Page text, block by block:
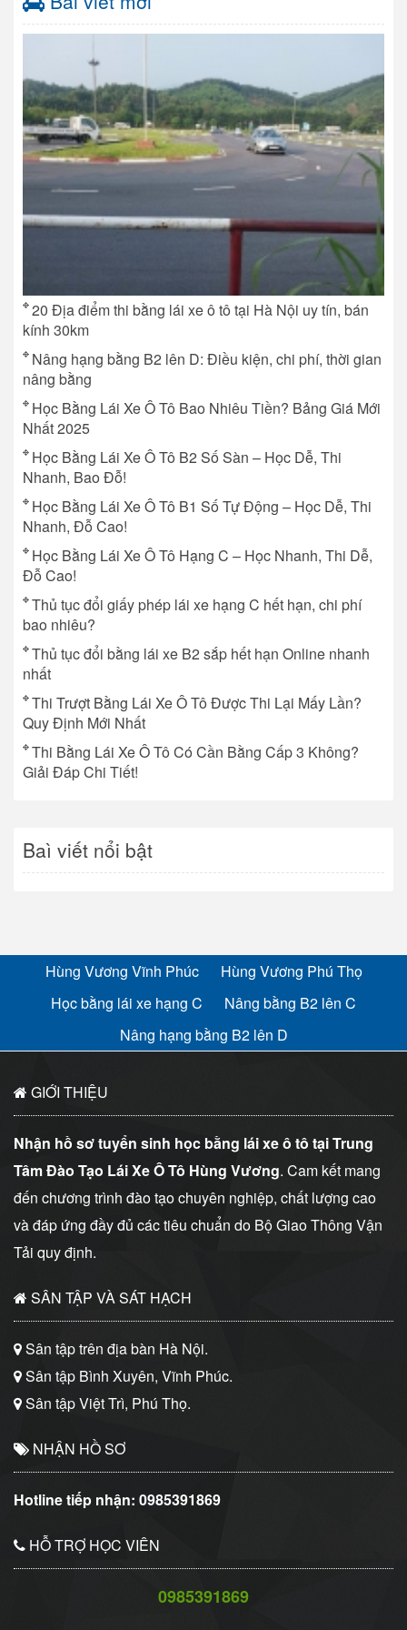
20 Địa điểm thi bằng lái xe ô tô tại Hà Nội uy tín, bán
kính 30km
Nâng hạng bằng B2 lên D: Điều kiện, chi phí, thời gian
nâng bằng
Học Bằng Lái Xe Ô Tô Bao Nhiêu Tiền? Bảng Giá Mới
Nhất 2025
Học Bằng Lái Xe Ô Tô B2 Số Sàn – Học Dễ, Thi
Nhanh, Bao Đỗ!
Học Bằng Lái Xe Ô Tô B1 Số Tự Động – Học Dễ, Thi
Nhanh, Đỗ Cao!
Học Bằng Lái Xe Ô Tô Hạng C – Học Nhanh, Thi Dễ,
Đỗ Cao!
Thủ tục đổi giấy phép lái xe hạng C hết hạn, chi phí
bao nhiêu?
Thủ tục đổi bằng lái xe B2 sắp hết hạn Online nhanh
nhất
Thi Trượt Bằng Lái Xe Ô Tô Được Thi Lại Mấy Lần?
Quy Định Mới Nhất
Thi Bằng Lái Xe Ô Tô Có Cần Bằng Cấp 3 Không?
Giải Đáp Chi Tiết!
Baì viết nổi bật
Hùng Vương Vĩnh Phúc
Hùng Vương Phú Thọ
Học bằng lái xe hạng C
Nâng bằng B2 lên C
Nâng hạng bằng B2 lên D
GIỚI THIỆU
Nhận hồ sơ tuyển sinh học bằng lái xe ô tô tại Trung
Tâm Đào Tạo Lái Xe Ô Tô Hùng Vương. Cam kết mang
đến chương trình đào tạo chuyên nghiệp, chất lượng cao
và đáp ứng đầy đủ các tiêu chuẩn do Bộ Giao Thông Vận
Tải quy định.
SÂN TẬP VÀ SÁT HẠCH
Sân tập trên địa bàn Hà Nội.
Sân tập Bình Xuyên, Vĩnh Phúc.
Sân tập Việt Trì, Phú Thọ.
NHẬN HỒ SƠ
Hotline tiếp nhận: 0985391869
HỖ TRỢ HỌC VIÊN
0985391869